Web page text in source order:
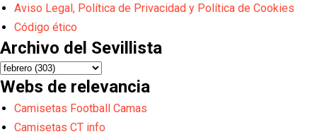
Aviso Legal, Política de Privacidad y Política de Cookies
Código ético
Archivo del Sevillista
Webs de relevancia
Camisetas Football Camas
Camisetas CT info